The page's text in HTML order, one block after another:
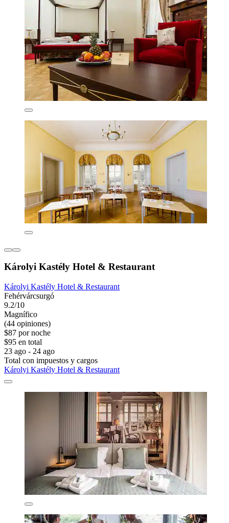
Károlyi Kastély Hotel & Restaurant
Károlyi Kastély Hotel & Restaurant
Fehérvárcsurgó
9.2/10
Magnífico
(44 opiniones)
$87 por noche
$95 en total
23 ago - 24 ago
Total con impuestos y cargos
Károlyi Kastély Hotel & Restaurant